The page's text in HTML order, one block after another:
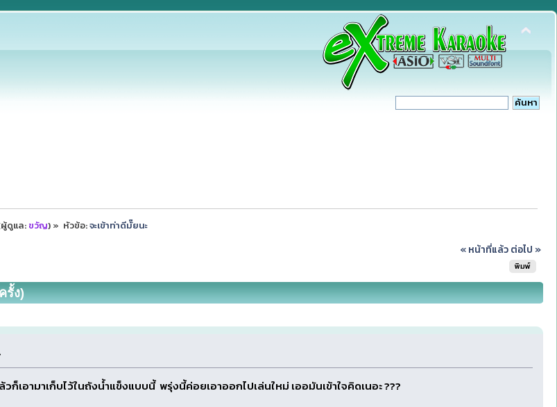
ดูแล: ขวัญ) » หัวข้อ:จะเข้าท่าดีมั๊ยนะ
« หน้าที่แล้ว ต่อไป »
พิมพ์
รั้ง)
เอามาเก็บไว้ในถังน้ำแข็งแบบนี้ พรุ่งนี้ค่อยเอาออกไปเล่นใหม่ เออมันเข้าใจคิดเนอะ ???